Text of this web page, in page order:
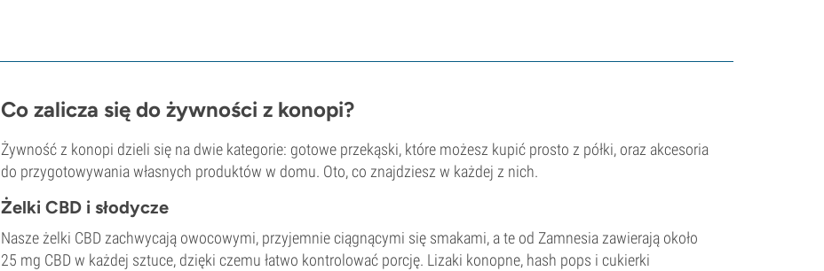
Co zalicza się do żywności z konopi?
Żywność z konopi dzieli się na dwie kategorie: gotowe przekąski, które możesz kupić prosto z półki, oraz akcesoria
do przygotowywania własnych produktów w domu. Oto, co znajdziesz w każdej z nich.
Żelki CBD i słodycze
Nasze żelki CBD zachwycają owocowymi, przyjemnie ciągnącymi się smakami, a te od Zamnesia zawierają około
25 mg CBD w każdej sztuce, dzięki czemu łatwo kontrolować porcję. Lizaki konopne, hash pops i cukierki